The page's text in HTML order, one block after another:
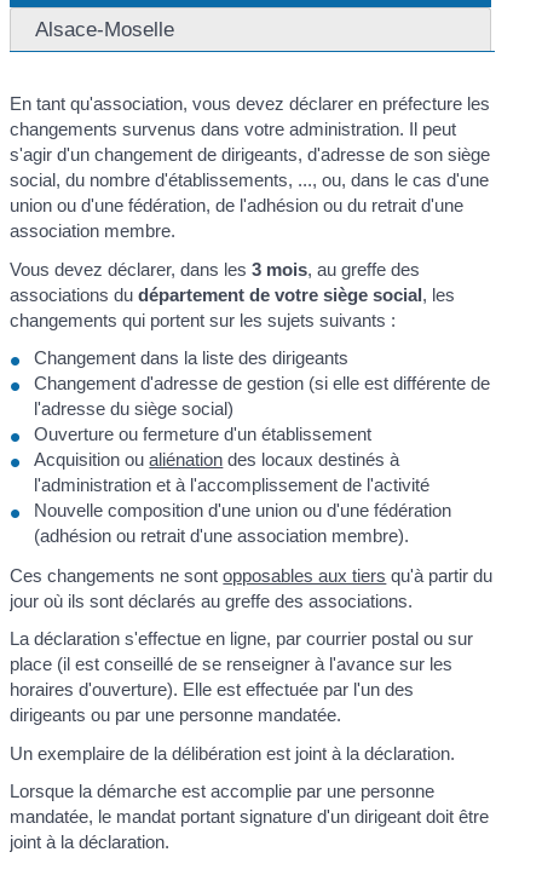
Alsace-Moselle
En tant qu'association, vous devez déclarer en préfecture les
changements survenus dans votre administration. Il peut
s'agir d'un changement de dirigeants, d'adresse de son siège
social, du nombre d'établissements, ..., ou, dans le cas d'une
union ou d'une fédération, de l'adhésion ou du retrait d'une
association membre.
Vous devez déclarer, dans les3 mois, au greffe des
associations dudépartement de votre siège social, les
changements qui portent sur les sujets suivants :
Changement dans la liste des dirigeants
Changement d'adresse de gestion (si elle est différente de
l'adresse du siège social)
Ouverture ou fermeture d'un établissement
Acquisition oualiénation des locaux destinés à
l'administration et à l'accomplissement de l'activité
Nouvelle composition d'une union ou d'une fédération
(adhésion ou retrait d'une association membre).
Ces changements ne sontopposables aux tiers qu'à partir du
jour où ils sont déclarés au greffe des associations.
La déclaration s'effectue en ligne, par courrier postal ou sur
place (il est conseillé de se renseigner à l'avance sur les
horaires d'ouverture). Elle est effectuée par l'un des
dirigeants ou par une personne mandatée.
Un exemplaire de la délibération est joint à la déclaration.
Lorsque la démarche est accomplie par une personne
mandatée, le mandat portant signature d'un dirigeant doit être
joint à la déclaration.